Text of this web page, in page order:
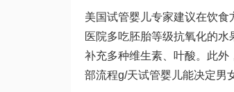
美国试管婴儿专家建议在饮食
医院多吃胚胎等级抗氧化的水
补充多种维生素、叶酸。此外
部流程g/天试管婴儿能决定男